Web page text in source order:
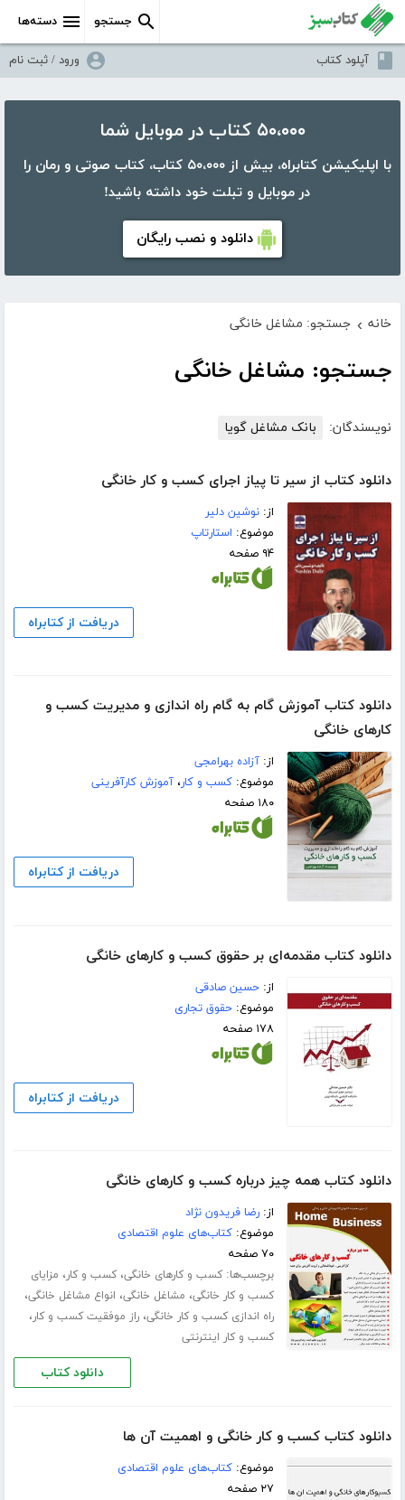
دسته‌ها جستجو
آپلود کتاب ورود / ثبت نام
۵۰،۰۰۰ کتاب در موبایل شما
با اپلیکیشن کتابراه، بیش از ۵۰،۰۰۰ کتاب، کتاب صوتی و رمان را
در موبایل و تبلت خود داشته باشید!
دانلود و نصب رایگان
خانه › جستجو: مشاغل خانگی
جستجو: مشاغل خانگی
نویسندگان: بانک مشاغل گویا
دانلود کتاب از سیر تا پیاز اجرای کسب و کار خانگی
از:نوشین دلیر
موضوع: استارتاپ
۹۴ صفحه
دریافت از کتابراه
دانلود کتاب آموزش گام به گام راه اندازی و مدیریت کسب و
کارهای خانگی
از:آزاده بهرامجی
موضوع:کسب و کار،آموزش کارآفرینی
۱۸۰ صفحه
دریافت از کتابراه
دانلود کتاب مقدمه‌ای بر حقوق کسب و کارهای خانگی
از:حسین صادقی
موضوع:حقوق تجاری
۱۷۸ صفحه
دریافت از کتابراه
دانلود کتاب همه چیز درباره کسب و کارهای خانگی
از:رضا فریدون نژاد
موضوع:کتاب‌های علوم اقتصادی
۷۰ صفحه
برچسب‌ها:کسب و کارهای خانگی،کسب و کار، مزایای
کسب و کار خانگی، مشاغل خانگی، انواع مشاغل خانگی،
راه اندازی کسب و کار خانگی،راز موفقیت کسب و کار،
کسب و کار اینترنتی
دانلود کتاب
دانلود کتاب کسب و کار خانگی و اهمیت آن ها
موضوع:کتاب‌های علوم اقتصادی
۲۷ صفحه